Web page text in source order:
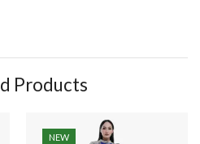
Products
NEW